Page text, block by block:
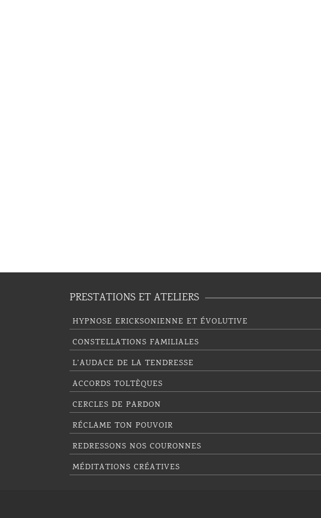
PRESTATIONS ET ATELIERS
HYPNOSE ERICKSONIENNE ET ÉVOLUTIVE
CONSTELLATIONS FAMILIALES
L’AUDACE DE LA TENDRESSE
ACCORDS TOLTÈQUES
CERCLES DE PARDON
RÉCLAME TON POUVOIR
REDRESSONS NOS COURONNES
MÉDITATIONS CRÉATIVES